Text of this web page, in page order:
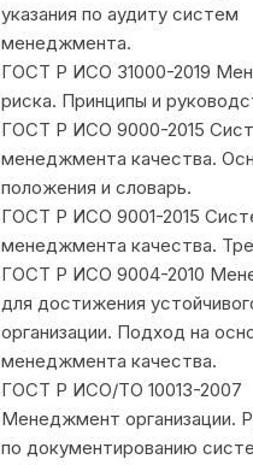
указания по аудиту систем
менеджмента.
ГОСТ Р ИСО 31000-2019
риска. Принципы и
ГОСТ Р ИСО 9000-2015
менеджмента качества.
положения и словарь.
ГОСТ Р ИСО 9001-2015
менеджмента качества.
ГОСТ Р ИСО 9004-2010
для достижения
организации. Подход на
менеджмента качества.
ГОСТ Р ИСО/ТО 10013-2007
Менеджмент организации.
по документированию